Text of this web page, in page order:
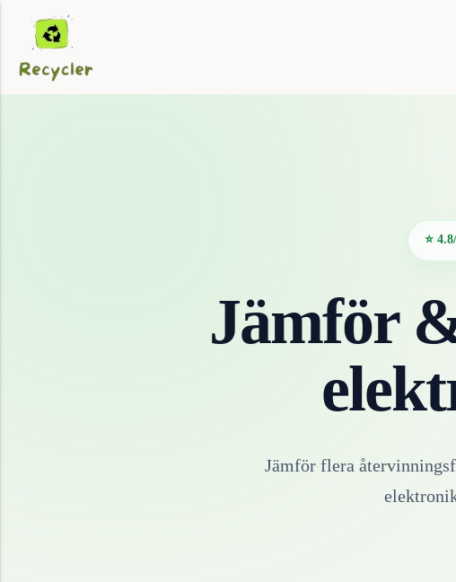
⭐
Jämför
Jämför flera